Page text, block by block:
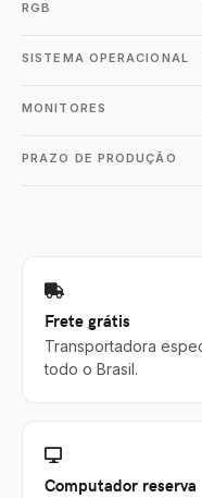
RGB
SISTEMA OPERACIONAL
MONITORES
PRAZO DE PRODUÇÃO
Frete grátis
Transportadora
todo o Brasil.
Computador reserva